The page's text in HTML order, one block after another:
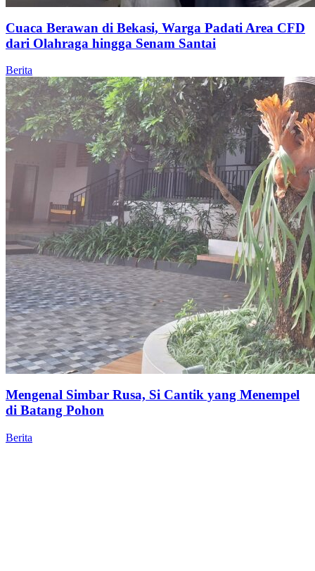
Cuaca Berawan di Bekasi, Warga Padati Area CFD
dari Olahraga hingga Senam Santai
Berita
Mengenal Simbar Rusa, Si Cantik yang Menempel
di Batang Pohon
Berita